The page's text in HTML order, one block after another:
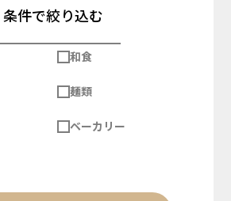
条件で絞り込む
和食
麺類
ベーカリー